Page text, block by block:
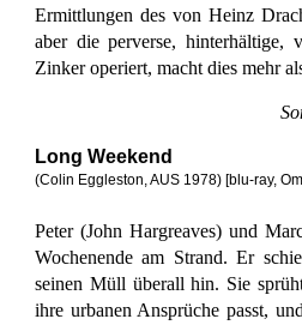
Ermittlungen des von Heinz
aber die perverse, hinterhältige,
Zinker operiert, macht dies mehr
Long Weekend
(Colin Eggleston, AUS 1978) [blu-ray,
Peter (John Hargreaves) und
Wochenende am Strand. Er
seinen Müll überall hin. Sie
ihre urbanen Ansprüche passt,